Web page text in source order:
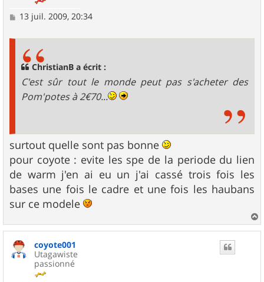
M13 juil. 2009, 20:34
ChristianB a écrit :
C'est sûr tout le monde peut pas s'acheter des
Pom'potes à 2€70...
surtout quelle sont pas bonne
pour coyote : evite les spe de la periode du lien
de warm j'en ai eu un j'ai cassé trois fois les
bases une fois le cadre et une fois les haubans
sur ce modele
a
coyote001
Utagawiste
passionné